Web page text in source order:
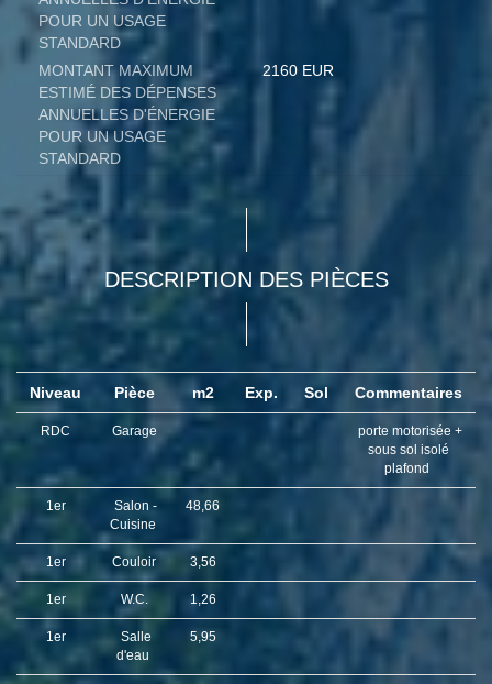
POUR UN USAGE
STANDARD
MONTANT MAXIMUM
ESTIMÉ DES DÉPENSES
ANNUELLES D'ÉNERGIE
POUR UN USAGE
STANDARD
2160 EUR
DESCRIPTION DES PIÈCES
Niveau Pièce m2 Exp. Sol Commentaires
RDC Garage
porte motorisée +
sous sol isolé
plafond
1er
Salon -
Cuisine
48,66
1er Couloir 3,56
1er W.C. 1,26
1er
Salle
d'eau
5,95